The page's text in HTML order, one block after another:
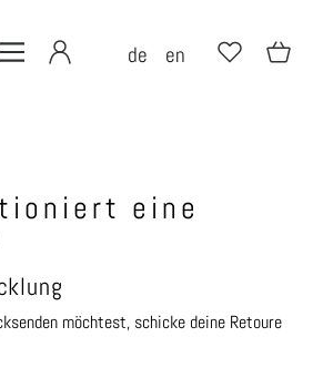
de en
eine
möchtest, schicke deine Retoure